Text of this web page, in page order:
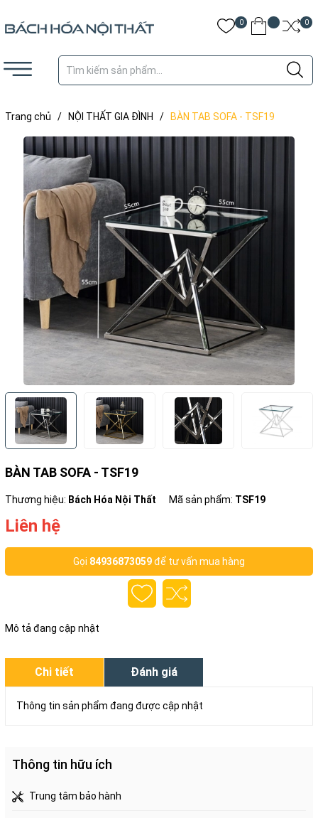
0 0
Trang chủ / NỘI THẤT GIA ĐÌNH / BÀN TAB SOFA - TSF19
BÀN TAB SOFA - TSF19
Thương hiệu: Bách Hóa Nội Thất Mã sản phẩm: TSF19
Liên hệ
Gọi 84936873059để tư vấn mua hàng
Mô tả đang cập nhật
Chi tiết Đánh giá
Thông tin sản phẩm đang được cập nhật
Thông tin hữu ích
Trung tâm bảo hành